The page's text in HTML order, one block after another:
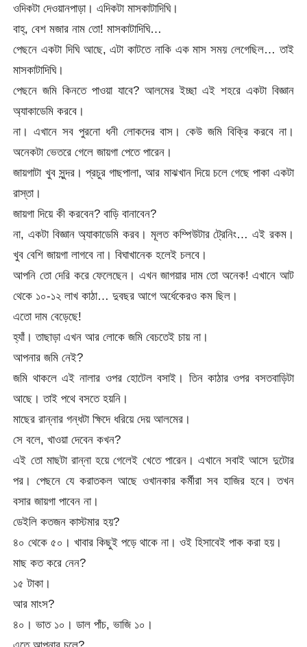
ওদিকটা দেওয়ানপাড়া। এদিকটা মাসকাটাদিঘি।
বাহ্, বেশ মজার নাম তো! মাসকাটাদিঘি…
পেছনে একটা দিঘি আছে, এটা কাটতে নাকি এক মাস সময় লেগেছিল… তাই
মাসকাটাদিঘি।
পেছনে জমি কিনতে পাওয়া যাবে? আলমের ইচ্ছা এই শহরে একটা বিজ্ঞান
অ্যাকাডেমি করবে।
না। এখানে সব পুরনো ধনী লোকদের বাস। কেউ জমি বিক্রি করবে না।
অনেকটা ভেতরে গেলে জায়গা পেতে পারেন।
জায়গাটা খুব সুন্দর। প্রচুর গাছপালা, আর মাঝখান দিয়ে চলে গেছে পাকা একটা
রাস্তা।
জায়গা দিয়ে কী করবেন? বাড়ি বানাবেন?
না, একটা বিজ্ঞান অ্যাকাডেমি করব। মূলত কম্পিউটার ট্রেনিং… এই রকম।
খুব বেশি জায়গা লাগবে না। বিঘাখানেক হলেই চলবে।
আপনি তো দেরি করে ফেলেছেন। এখন জাগয়ার দাম তো অনেক! এখানে আট
থেকে ১০-১২ লাখ কাঠা… দুবছর আগে অর্ধেকেরও কম ছিল।
এতো দাম বেড়েছে!
হ্যাঁ। তাছাড়া এখন আর লোকে জমি বেচতেই চায় না।
আপনার জমি নেই?
জমি থাকলে এই নালার ওপর হোটেল বসাই। তিন কাঠার ওপর বসতবাড়িটা
আছে। তাই পথে বসতে হয়নি।
মাছের রান্নার গন্ধটা ক্ষিদে ধরিয়ে দেয় আলমের।
সে বলে, খাওয়া দেবেন কখন?
এই তো মাছটা রান্না হয়ে গেলেই খেতে পারেন। এখানে সবাই আসে দুটোর
পর। পেছনে যে করাতকল আছে ওখানকার কর্মীরা সব হাজির হবে। তখন
বসার জায়গা পাবেন না।
ডেইলি কতজন কাস্টমার হয়?
৪০ থেকে ৫০। খাবার কিছুই পড়ে থাকে না। ওই হিসাবেই পাক করা হয়।
মাছ কত করে নেন?
১৫ টাকা।
আর মাংস?
৪০। ভাত ১০। ডাল পাঁচ, ভাজি ১০।